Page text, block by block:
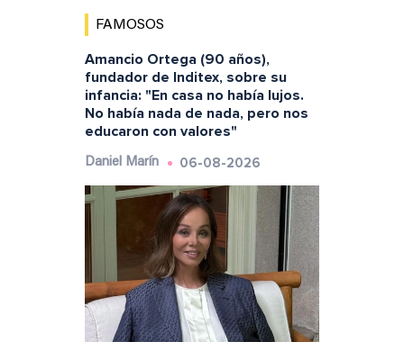
FAMOSOS
Amancio Ortega (90 años),
fundador de Inditex, sobre su
infancia: "En casa no había lujos.
No había nada de nada, pero nos
educaron con valores"
Daniel Marín 06-08-2026